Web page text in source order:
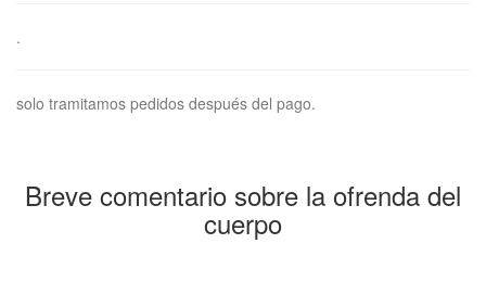
.
solo tramitamos pedidos después del pago.
Breve comentario sobre la ofrenda del
cuerpo